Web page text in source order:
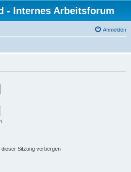
- Internes Arbeitsforum
Anmelden
Sitzung verbergen